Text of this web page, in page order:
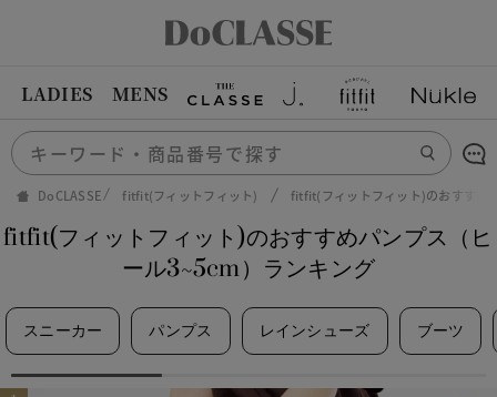
LADIES MENS
DoCLASSE fitfit(フィットフィット) fitfit(フィットフィット)のおすすめ
fitfit(フィットフィット)のおすすめパンプス（ヒ
ール3~5cm）ランキング
スニーカー パンプス レインシューズ ブーツ